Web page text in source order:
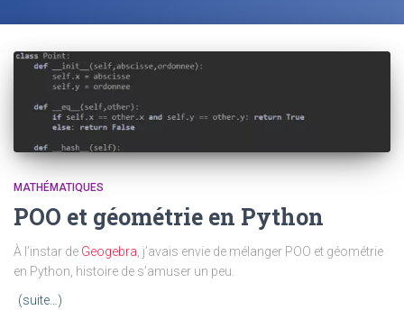
MATHÉMATIQUES
POO et géométrie en Python
À l’instar de Geogebra , j’avais envie de mélanger POO et géométrie
en Python, histoire de s’amuser un peu.
(suite…)